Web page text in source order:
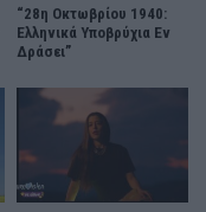
“28η Οκτωβρίου 1940:
Ελληνικά Υποβρύχια Εν
Δράσει”